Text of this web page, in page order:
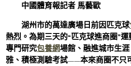
中國體育報記者 馬藝歐
湖州市的萬達廣場日前因匹克球
熱烈。為期三天的“匹克球進商圈”運
專門研究包養網場館、融進城市生
雅、積極測驗考試——本來商圈不只